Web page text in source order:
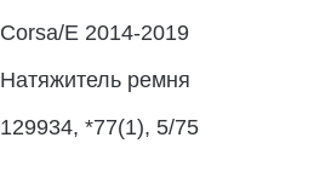
Corsa/E 2014-2019
Натяжитель ремня
129934, *77(1), 5/75